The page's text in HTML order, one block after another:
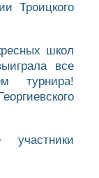
Троицкого
школ
все
турнира!